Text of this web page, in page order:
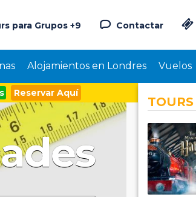
Reservar Aquí
Contactar
para Grupos +9
Alojamientos en Londres Vuelos